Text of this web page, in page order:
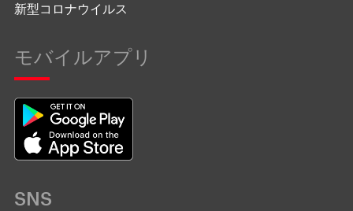
新型コロナウイルス
モバイルアプリ
SNS